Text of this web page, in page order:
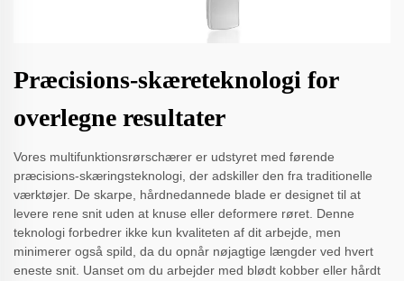
Præcisions-skæreteknologi for
overlegne resultater
Vores multifunktionsrørschærer er udstyret med førende
præcisions-skæringsteknologi, der adskiller den fra traditionelle
værktøjer. De skarpe, hårdnedannede blade er designet til at
levere rene snit uden at knuse eller deformere røret. Denne
teknologi forbedrer ikke kun kvaliteten af dit arbejde, men
minimerer også spild, da du opnår nøjagtige længder ved hvert
eneste snit. Uanset om du arbejder med blødt kobber eller hårdt